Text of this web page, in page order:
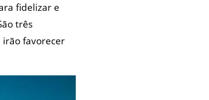
fidelizar e
três
irão favorecer